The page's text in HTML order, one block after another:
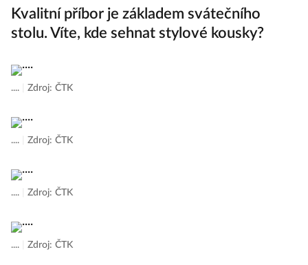
Kvalitní příbor je základem svátečního
stolu. Víte, kde sehnat stylové kousky?
.... Zdroj: ČTK
.... Zdroj: ČTK
.... Zdroj: ČTK
.... Zdroj: ČTK